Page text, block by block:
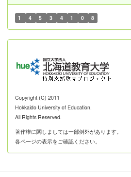
1 4 5 3 4 1 0 8
Copyright (C) 2011
Hokkaido University of Education.
All Rights Reserved.
著作権に関しましては一部例外があります。
各ページの表示をご確認ください。